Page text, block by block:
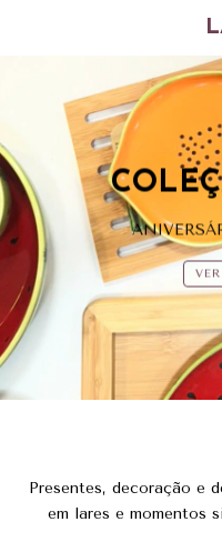
Presentes, decoração e
em lares e momentos